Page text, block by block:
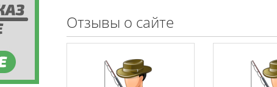
Отзывы о сайте